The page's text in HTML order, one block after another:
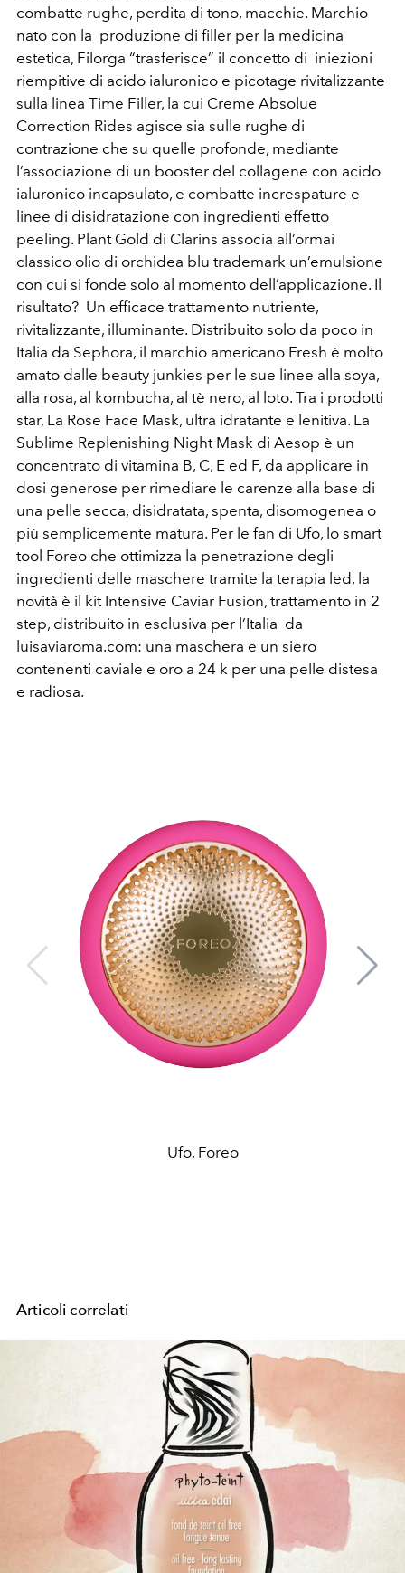
combatte rughe, perdita di tono, macchie. Marchio
nato con la produzione di filler per la medicina
estetica, Filorga “trasferisce” il concetto di iniezioni
riempitive di acido ialuronico e picotage rivitalizzante
sulla linea Time Filler, la cui Creme Absolue
Correction Rides agisce sia sulle rughe di
contrazione che su quelle profonde, mediante
l’associazione di un booster del collagene con acido
ialuronico incapsulato, e combatte increspature e
linee di disidratazione con ingredienti effetto
peeling. Plant Gold di Clarins associa all’ormai
classico olio di orchidea blu trademark un’emulsione
con cui si fonde solo al momento dell’applicazione. Il
risultato? Un efficace trattamento nutriente,
rivitalizzante, illuminante. Distribuito solo da poco in
Italia da Sephora, il marchio americano Fresh è molto
amato dalle beauty junkies per le sue linee alla soya,
alla rosa, al kombucha, al tè nero, al loto. Tra i prodotti
star, La Rose Face Mask, ultra idratante e lenitiva. La
Sublime Replenishing Night Mask di Aesop è un
concentrato di vitamina B, C, E ed F, da applicare in
dosi generose per rimediare le carenze alla base di
una pelle secca, disidratata, spenta, disomogenea o
più semplicemente matura. Per le fan di Ufo, lo smart
tool Foreo che ottimizza la penetrazione degli
ingredienti delle maschere tramite la terapia led, la
novità è il kit Intensive Caviar Fusion, trattamento in 2
step, distribuito in esclusiva per l’Italia da
luisaviaroma.com: una maschera e un siero
contenenti caviale e oro a 24 k per una pelle distesa
e radiosa.
Ufo, Foreo
Articoli correlati